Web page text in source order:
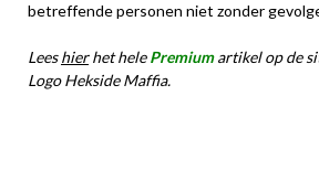
betreffende personen niet zonder
Leeshierhet helePremium artikel op de
Logo Hekside Maffia.